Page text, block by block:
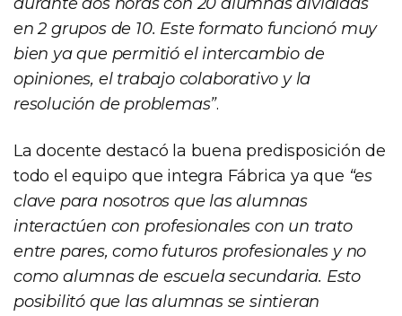
durante dos horas con 20 alumnas divididas
en 2 grupos de 10. Este formato funcionó muy
bien ya que permitió el intercambio de
opiniones, el trabajo colaborativo y la
resolución de problemas”.
La docente destacó la buena predisposición de
todo el equipo que integra Fábrica ya que “es
clave para nosotros que las alumnas
interactúen con profesionales con un trato
entre pares, como futuros profesionales y no
como alumnas de escuela secundaria. Esto
posibilitó que las alumnas se sintieran